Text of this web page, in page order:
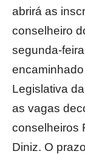
abrirá as
conselheiro
segunda-
Legislativa
as vagas
conselheiros
Diniz. O